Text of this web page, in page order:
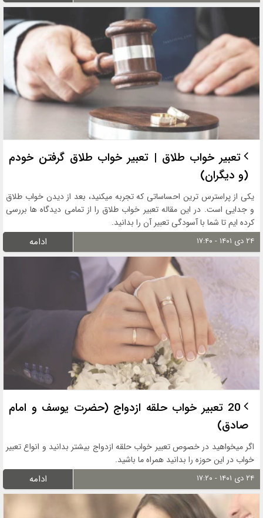
تعبیر خواب طلاق | تعبیر خواب طلاق گرفتن خودم
(و دیگران)
یکی از پراسترس ترین احساساتی که تجربه میکنید، بعد از دیدن خواب طلاق
و جدایی است. در این مقاله تعبیر خواب طلاق را از تمامی دیدگاه ها بررسی
کرده ایم تا شما با آسودگی تعبیر آن را بدانید.
۲۴ دی ۱۴۰۱ - ۱۷:۴۰ ادامه
20 تعبیر خواب حلقه ازدواج (حضرت یوسف و امام
صادق)
اگر میخواهید در خصوص تعبیر خواب حلقه ازدواج بیشتر بدانید و انواع تعبیر
خواب در این حوزه را بدانید همراه ما باشید.
۲۴ دی ۱۴۰۱ - ۱۷:۲۰ ادامه